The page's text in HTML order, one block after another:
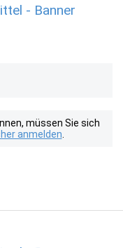
- Banner
müssen Sie sich
anmelden